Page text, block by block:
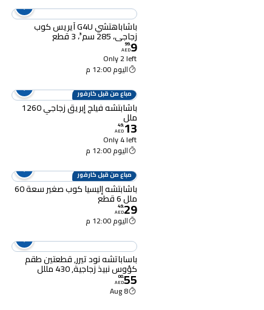
باشاباهتشي G4U آيريس كوب
زجاجي، 285 سم³، 3 قطع
9
.
99
AED
Only 2 left
اليوم 12:00 م
مباع من قبل كارفور
باشابتشه فيلج إبريق زجاجي 1260
ملل
13
.
49
AED
Only 4 left
اليوم 12:00 م
مباع من قبل كارفور
باشابتشه إليسيا كوب صغير سعة 60
ملل 6 قطع
29
.
49
AED
اليوم 12:00 م
باساباتشه نود تيرر, قطعتين طقم
كؤوس نبيذ زجاجية, 430 مللل
55
.
00
AED
8 Aug